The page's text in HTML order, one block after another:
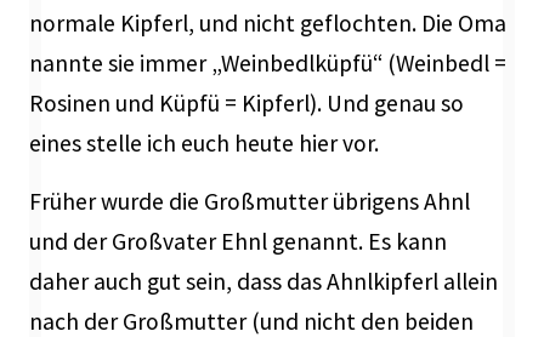
normale Kipferl, und nicht geflochten. Die Oma
nannte sie immer „Weinbedlküpfü“ (Weinbedl =
Rosinen und Küpfü = Kipferl). Und genau so
eines stelle ich euch heute hier vor.
Früher wurde die Großmutter übrigens Ahnl
und der Großvater Ehnl genannt. Es kann
daher auch gut sein, dass das Ahnlkipferl allein
nach der Großmutter (und nicht den beiden